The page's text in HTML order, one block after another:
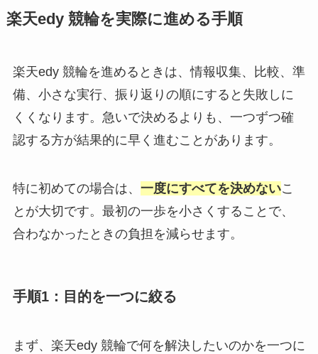
楽天edy 競輪を実際に進める手順
楽天edy 競輪を進めるときは、情報収集、比較、準
備、小さな実行、振り返りの順にすると失敗しに
くくなります。急いで決めるよりも、一つずつ確
認する方が結果的に早く進むことがあります。
特に初めての場合は、 一度にすべてを決めないこ
とが大切です。最初の一歩を小さくすることで、
合わなかったときの負担を減らせます。
手順1：目的を一つに絞る
まず、楽天edy 競輪で何を解決したいのかを一つに